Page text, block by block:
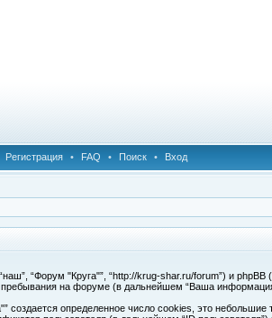
Регистрация • FAQ • Поиск • Вход
“Форум "Круга"”, “http://krug-shar.ru/forum”) и phpBB
на форуме (в дальнейшем “Ваша
определенное число cookies, это